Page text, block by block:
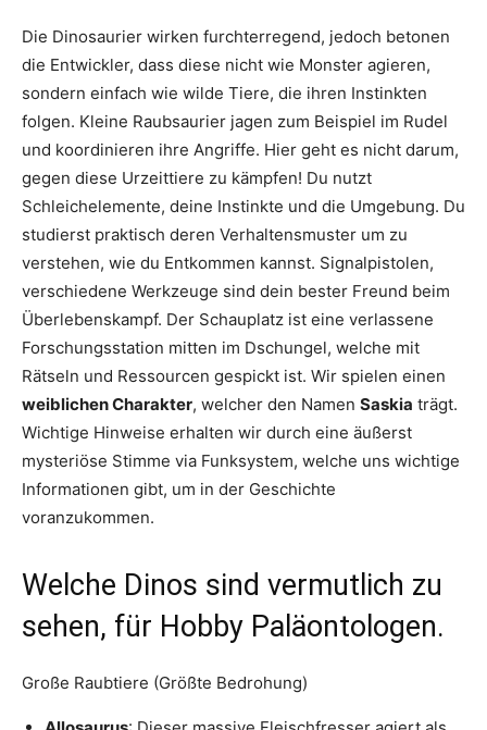
Die Dinosaurier wirken furchterregend, jedoch betonen
die Entwickler, dass diese nicht wie Monster agieren,
sondern einfach wie wilde Tiere, die ihren Instinkten
folgen. Kleine Raubsaurier jagen zum Beispiel im Rudel
und koordinieren ihre Angriffe. Hier geht es nicht darum,
gegen diese Urzeittiere zu kämpfen! Du nutzt
Schleichelemente, deine Instinkte und die Umgebung. Du
studierst praktisch deren Verhaltensmuster um zu
verstehen, wie du Entkommen kannst. Signalpistolen,
verschiedene Werkzeuge sind dein bester Freund beim
Überlebenskampf. Der Schauplatz ist eine verlassene
Forschungsstation mitten im Dschungel, welche mit
Rätseln und Ressourcen gespickt ist. Wir spielen einen
weiblichen Charakter, welcher den Namen Saskia trägt.
Wichtige Hinweise erhalten wir durch eine äußerst
mysteriöse Stimme via Funksystem, welche uns wichtige
Informationen gibt, um in der Geschichte
voranzukommen.
Welche Dinos sind vermutlich zu
sehen, für Hobby Paläontologen.
Große Raubtiere (Größte Bedrohung)